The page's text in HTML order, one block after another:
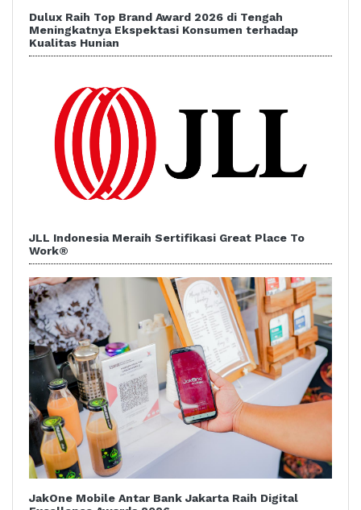
Dulux Raih Top Brand Award 2026 di Tengah
Meningkatnya Ekspektasi Konsumen terhadap
Kualitas Hunian
JLL Indonesia Meraih Sertifikasi Great Place To
Work®
JakOne Mobile Antar Bank Jakarta Raih Digital